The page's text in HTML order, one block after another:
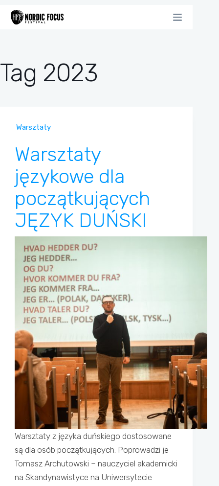
treści
Tag 2023
Warsztaty
Warsztaty
językowe dla
początkujących
JĘZYK DUŃSKI
Warsztaty z języka duńskiego dostosowane
są dla osób początkujących. Poprowadzi je
Tomasz Archutowski – nauczyciel akademicki
na Skandynawistyce na Uniwersytecie